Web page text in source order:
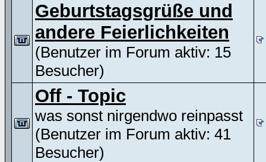
Geburtstagsgrüße und
andere Feierlichkeiten
(Benutzer im Forum aktiv: 15
Besucher)
Off - Topic
was sonst nirgendwo reinpasst
(Benutzer im Forum aktiv: 41
Besucher)